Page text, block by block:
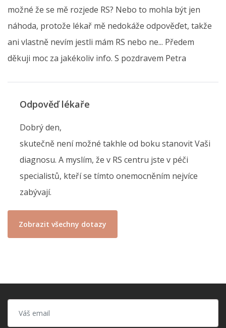
možné že se mě rozjede RS? Nebo to mohla být jen
náhoda, protože lékař mě nedokáže odpověďet, takže
ani vlastně nevím jestli mám RS nebo ne... Předem
děkuji moc za jakékoliv info. S pozdravem Petra
Odpověď lékaře
Dobrý den,
skutečně není možné takhle od boku stanovit Vaši
diagnosu. A myslím, že v RS centru jste v péči
specialistů, kteří se tímto onemocněním nejvíce
zabývají.
Zobrazit všechny dotazy